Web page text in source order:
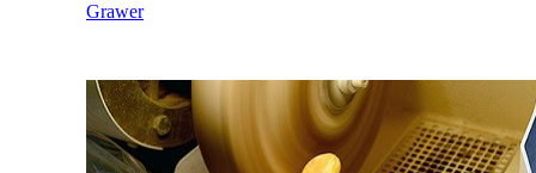
Grawer